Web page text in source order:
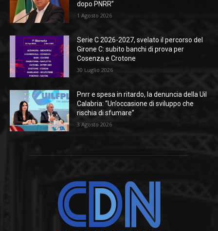
dopo PNRR”
1 Agosto 2026
Serie C 2026-2027, svelato il percorso del
Girone C: subito banchi di prova per
Cosenza e Crotone
30 Luglio 2026
Pnrr e spesa in ritardo, la denuncia della Uil
Calabria: “Un’occasione di sviluppo che
rischia di sfumare”
3 Agosto 2026